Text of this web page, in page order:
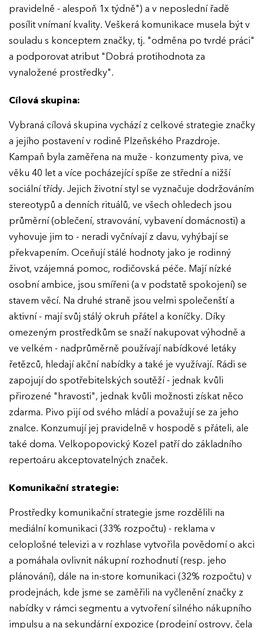
pravidelně - alespoň 1x týdně") a v neposlední řadě
posílit vnímaní kvality. Veškerá komunikace musela být v
souladu s konceptem značky, tj. "odměna po tvrdé práci"
a podporovat atribut "Dobrá protihodnota za
vynaložené prostředky".
Cílová skupina:
Vybraná cílová skupina vychází z celkové strategie značky
a jejího postavení v rodině Plzeňského Prazdroje.
Kampaň byla zaměřena na muže - konzumenty piva, ve
věku 40 let a více pocházející spíše ze střední a nižší
sociální třídy. Jejich životní styl se vyznačuje dodržováním
stereotypů a denních rituálů, ve všech ohledech jsou
průměrní (oblečení, stravování, vybavení domácnosti) a
vyhovuje jim to - neradi vyčnívají z davu, vyhýbají se
překvapením. Oceňují stálé hodnoty jako je rodinný
život, vzájemná pomoc, rodičovská péče. Mají nízké
osobní ambice, jsou smířeni (a v podstatě spokojení) se
stavem věcí. Na druhé straně jsou velmi společenští a
aktivní - mají svůj stálý okruh přátel a koníčky. Díky
omezeným prostředkům se snaží nakupovat výhodně a
ve velkém - nadprůměrně používají nabídkové letáky
řetězců, hledají akční nabídky a také je využívají. Rádi se
zapojují do spotřebitelských soutěží - jednak kvůli
přirozené "hravosti", jednak kvůli možnosti získat něco
zdarma. Pivo pijí od svého mládí a považují se za jeho
znalce. Konzumují jej pravidelně v hospodě s přáteli, ale
také doma. Velkopopovický Kozel patří do základního
repertoáru akceptovatelných značek.
Komunikační strategie:
Prostředky komunikační strategie jsme rozdělili na
mediální komunikaci (33% rozpočtu) - reklama v
celoplošné televizi a v rozhlase vytvořila povědomí o akci
a pomáhala ovlivnit nákupní rozhodnutí (resp. jeho
plánování), dále na in-store komunikaci (32% rozpočtu) v
prodejnách, kde jsme se zaměřili na vyčlenění značky z
nabídky v rámci segmentu a vytvoření silného nákupního
impulsu a na sekundární expozice (prodejní ostrovy, čela